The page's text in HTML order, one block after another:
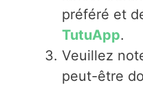
préféré et
TutuApp.
Veuillez
peut-être